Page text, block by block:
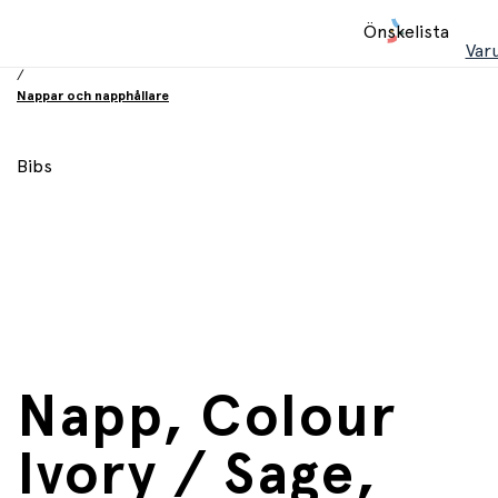
Önskelista
/
Nappar och napphållare
Bibs
Napp, Colour
Ivory / Sage,